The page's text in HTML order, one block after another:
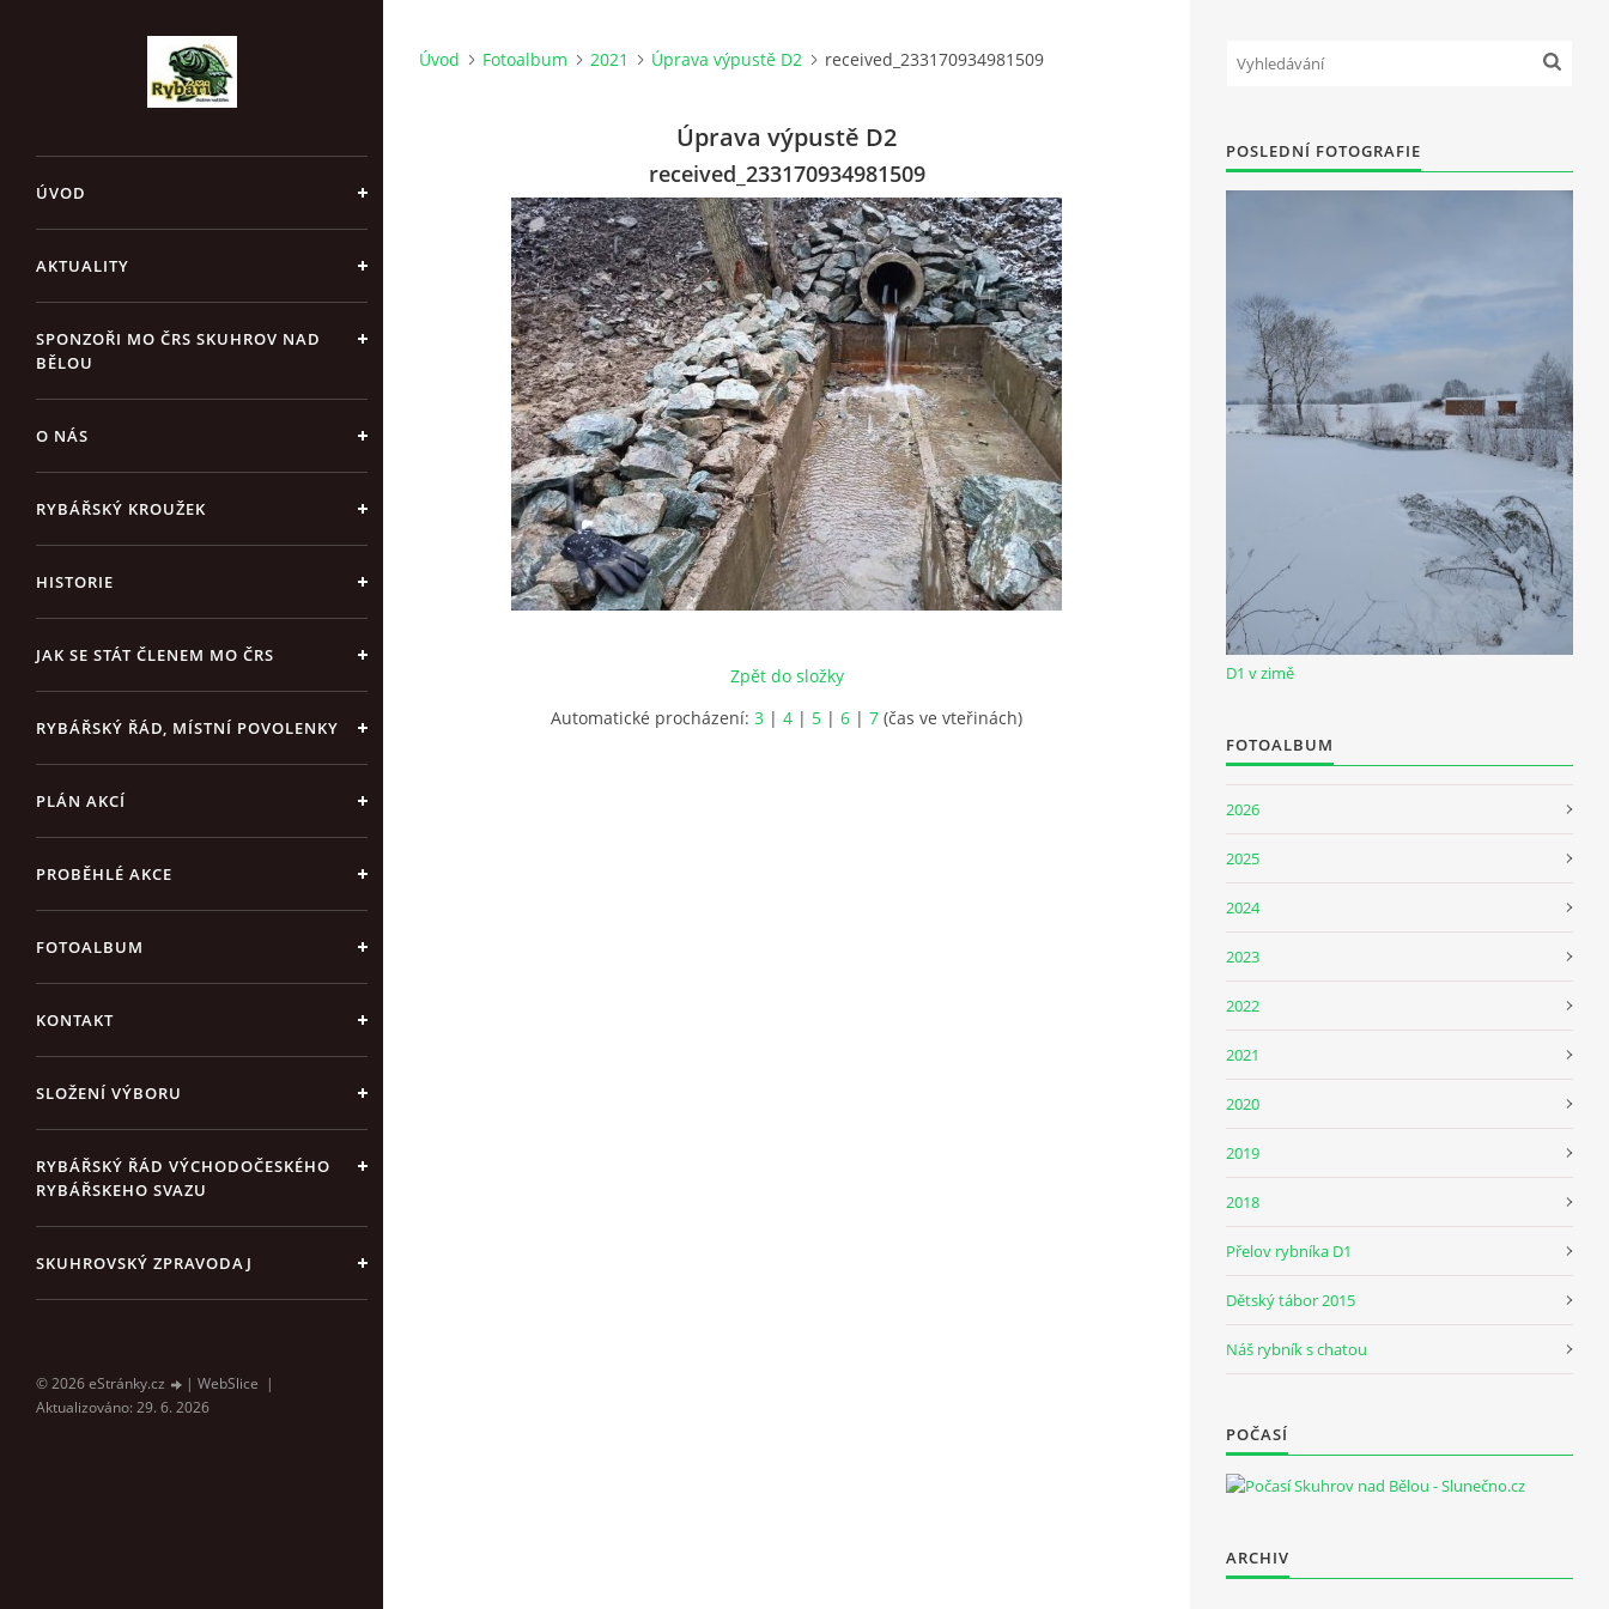
ÚVOD
AKTUALITY
SPONZOŘI MO ČRS SKUHROV NAD
BĚLOU
O NÁS
RYBÁŘSKÝ KROUŽEK
HISTORIE
JAK SE STÁT ČLENEM MO ČRS
RYBÁŘSKÝ ŘÁD, MÍSTNÍ POVOLENKY
PLÁN AKCÍ
PROBĚHLÉ AKCE
FOTOALBUM
KONTAKT
SLOŽENÍ VÝBORU
RYBÁŘSKÝ ŘÁD VÝCHODOČESKÉHO
RYBÁŘSKEHO SVAZU
SKUHROVSKÝ ZPRAVODAJ
© 2026 eStránky.cz | WebSlice |
Aktualizováno: 29. 6. 2026
Úvod Fotoalbum 2021 Úprava výpustě D2 received_233170934981509
Úprava výpustě D2
received_233170934981509
Zpět do složky
Automatické procházení: 3 | 4 | 5 | 6 | 7 (čas ve vteřinách)
POSLEDNÍ FOTOGRAFIE
D1 v zimě
FOTOALBUM
2026
2025
2024
2023
2022
2021
2020
2019
2018
Přelov rybníka D1
Dětský tábor 2015
Náš rybník s chatou
POČASÍ
ARCHIV